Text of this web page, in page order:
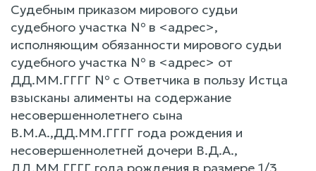
Судебным приказом мирового судьи
судебного участка № в <адрес>,
исполняющим обязанности мирового судьи
судебного участка № в <адрес> от
ДД.ММ.ГГГГ № с Ответчика в пользу Истца
взысканы алименты на содержание
несовершеннолетнего сына
В.М.А.,ДД.ММ.ГГГГ года рождения и
несовершеннолетней дочери В.Д.А.,
ДД.ММ.ГГГГ года рождения в размере 1/3